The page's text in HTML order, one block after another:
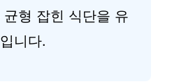
형 잡힌 식단을 유
니다.